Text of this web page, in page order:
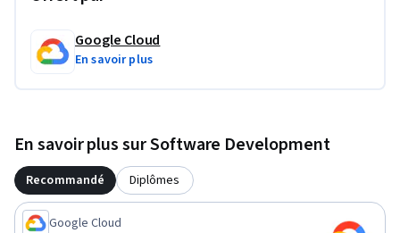
Google Cloud
En savoir plus
En savoir plus sur Software Development
Recommandé Diplômes
Google Cloud